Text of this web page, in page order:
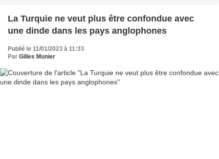
La Turquie ne veut plus être confondue avec
une dinde dans les pays anglophones
Publié le 11/01/2023 à 11:33
Par Gilles Munier